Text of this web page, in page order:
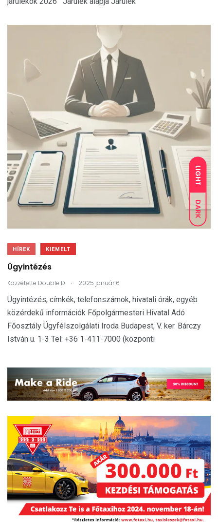
LIGHT
DARK
HÍREK KIEMELT
Ügyintézés
Közzétette Double D . 2025 január 6
Ügyintézés, címkék, telefonszámok, hivatali órák, egyéb
közérdekű információk Főpolgármesteri Hivatal Adó
Főosztály Ügyfélszolgálati Iroda Budapest, V. ker. Bárczy
István u. 1-3 Tel: +36 1-411-7000 (központi